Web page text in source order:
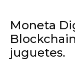
Moneta
juguetes.